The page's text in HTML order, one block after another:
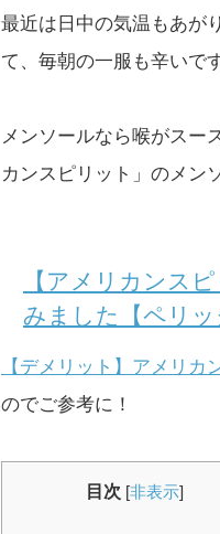
最近は日中の気温もあが
て、毎朝の一服も辛いです
メンソールなら喉がスー
カンスピリット」のメン
【アメリカンス
みました【ペリッ
【デメリット】アメリ
のでご参考に！
目次 [非表示]